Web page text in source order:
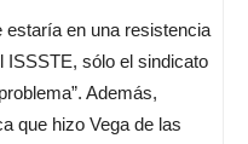
estaría en una resistencia
ISSSTE, sólo el sindicato
Además,
que hizo Vega de las